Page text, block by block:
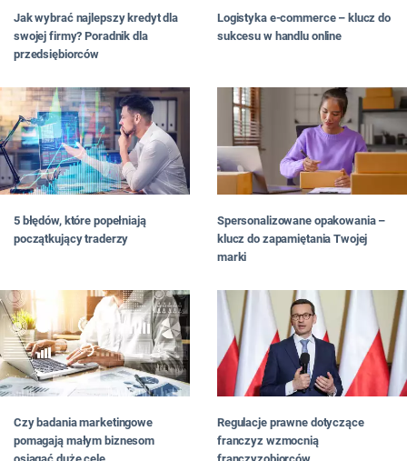
Jak wybrać najlepszy kredyt dla
swojej firmy? Poradnik dla
przedsiębiorców
Logistyka e-commerce – klucz do
sukcesu w handlu online
5 błędów, które popełniają
początkujący traderzy
Spersonalizowane opakowania –
klucz do zapamiętania Twojej
marki
Czy badania marketingowe
pomagają małym biznesom
Regulacje prawne dotyczące
franczyz wzmocnią